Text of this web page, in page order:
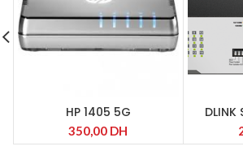
HP 1405 5G
350,00 DH